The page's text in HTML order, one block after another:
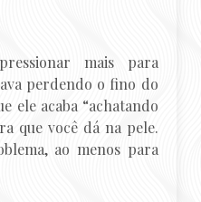
mais para
perdendo o fino do
ele acaba “achatando
que você dá na pele.
ao menos para